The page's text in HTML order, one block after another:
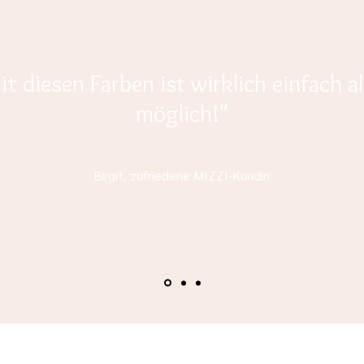
diesen Farben ist wirklich einfach
möglich!"
Birgit, zufriedene MIZZI-Kundin